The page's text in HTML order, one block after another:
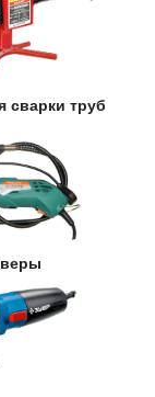
сварки труб